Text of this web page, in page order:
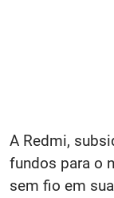
A Redmi,
fundos para o
sem fio em